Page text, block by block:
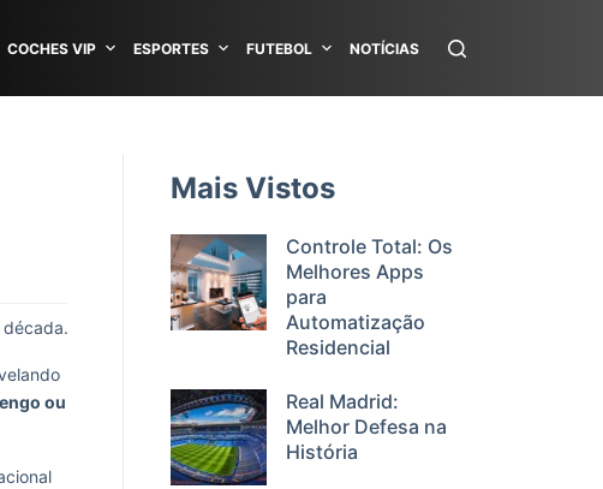
COCHES VIP ESPORTES FUTEBOL NOTÍCIAS
ou
Mais Vistos
Controle Total: Os
Melhores Apps
para
Automatização
Residencial
Real Madrid:
Melhor Defesa na
História